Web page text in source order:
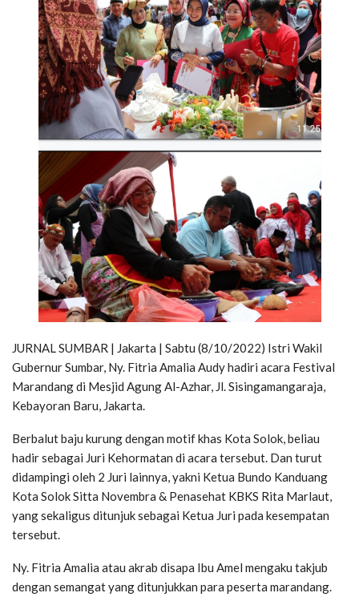
JURNAL SUMBAR | Jakarta | Sabtu (8/10/2022) Istri Wakil
Gubernur Sumbar, Ny. Fitria Amalia Audy hadiri acara Festival
Marandang di Mesjid Agung Al-Azhar, Jl. Sisingamangaraja,
Kebayoran Baru, Jakarta.
Berbalut baju kurung dengan motif khas Kota Solok, beliau
hadir sebagai Juri Kehormatan di acara tersebut. Dan turut
didampingi oleh 2 Juri lainnya, yakni Ketua Bundo Kanduang
Kota Solok Sitta Novembra & Penasehat KBKS Rita Marlaut,
yang sekaligus ditunjuk sebagai Ketua Juri pada kesempatan
tersebut.
Ny. Fitria Amalia atau akrab disapa Ibu Amel mengaku takjub
dengan semangat yang ditunjukkan para peserta marandang.